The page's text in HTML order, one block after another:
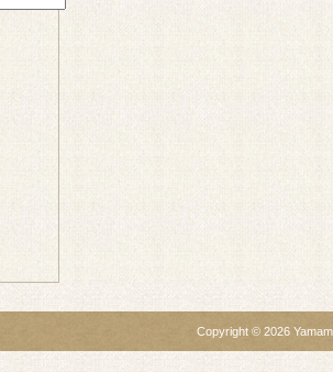
Copyright © 2026